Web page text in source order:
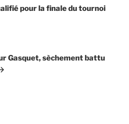
pour la finale du tournoi
Gasquet, sèchement battu